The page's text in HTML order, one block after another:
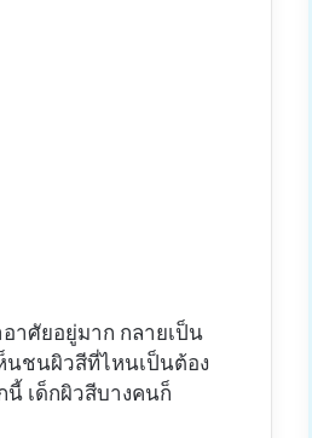
าศัยอยู่มาก กลายเป็น
นชนผิวสีที่ไหนเป็นต้อง
นี้ เด็กผิวสีบางคนก็